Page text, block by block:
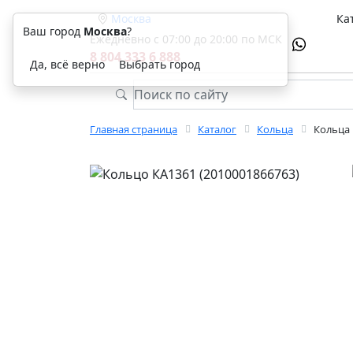
Москва
Ежедневно с 07:00 до 20:00 по МСК
8 804 333 6 888
Главная страница Каталог Кольца Кольца
Ваш город Москва?
Да, всё верно Выбрать город